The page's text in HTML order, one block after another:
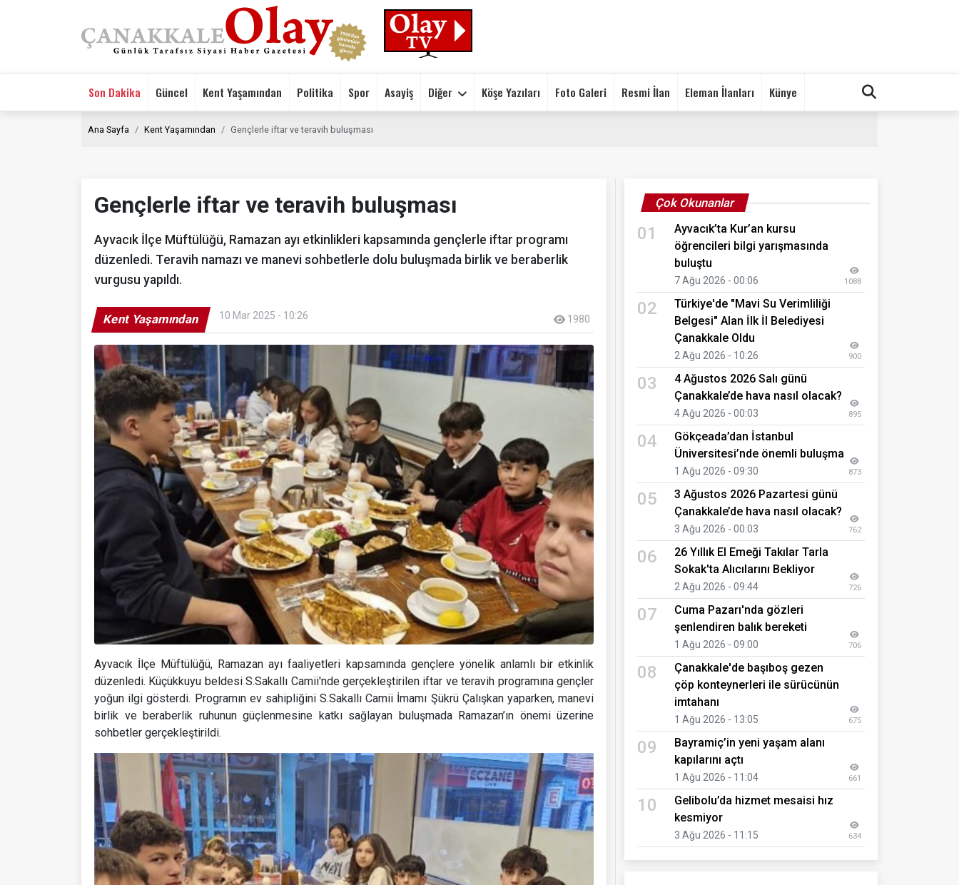
Son Dakika Güncel Kent Yaşamından Politika Spor Asayiş Diğer Köşe Yazıları Foto Galeri Resmi İlan Eleman İlanları Künye
Ana Sayfa Kent Yaşamından Gençlerle iftar ve teravih buluşması
Gençlerle iftar ve teravih buluşması
Ayvacık İlçe Müftülüğü, Ramazan ayı etkinlikleri kapsamında gençlerle iftar programı
düzenledi. Teravih namazı ve manevi sohbetlerle dolu buluşmada birlik ve beraberlik
vurgusu yapıldı.
Kent Yaşamından 10 Mar 2025 - 10:26 1980
Ayvacık İlçe Müftülüğü, Ramazan ayı faaliyetleri kapsamında gençlere yönelik anlamlı bir etkinlik
düzenledi. Küçükkuyu beldesi S.Sakallı Camii'nde gerçekleştirilen iftar ve teravih programına gençler
yoğun ilgi gösterdi. Programın ev sahipliğini S.Sakallı Camii İmamı Şükrü Çalışkan yaparken, manevi
birlik ve beraberlik ruhunun güçlenmesine katkı sağlayan buluşmada Ramazan’ın önemi üzerine
sohbetler gerçekleştirildi.
Çok Okunanlar
01
Ayvacık’ta Kur’an kursu
öğrencileri bilgi yarışmasında
buluştu
7 Ağu 2026 - 00:06 1088
02
Türkiye'de "Mavi Su Verimliliği
Belgesi" Alan İlk İl Belediyesi
Çanakkale Oldu
2 Ağu 2026 - 10:26 900
03
4 Ağustos 2026 Salı günü
Çanakkale’de hava nasıl olacak?
4 Ağu 2026 - 00:03 895
04
Gökçeada’dan İstanbul
Üniversitesi’nde önemli buluşma
1 Ağu 2026 - 09:30 873
05
3 Ağustos 2026 Pazartesi günü
Çanakkale’de hava nasıl olacak?
3 Ağu 2026 - 00:03 762
06
26 Yıllık El Emeği Takılar Tarla
Sokak'ta Alıcılarını Bekliyor
2 Ağu 2026 - 09:44 726
07
Cuma Pazarı'nda gözleri
şenlendiren balık bereketi
1 Ağu 2026 - 09:00 706
08
Çanakkale'de başıboş gezen
çöp konteynerleri ile sürücünün
imtahanı
1 Ağu 2026 - 13:05 675
09
Bayramiç’in yeni yaşam alanı
kapılarını açtı
1 Ağu 2026 - 11:04 661
10
Gelibolu’da hizmet mesaisi hız
kesmiyor
3 Ağu 2026 - 11:15 634